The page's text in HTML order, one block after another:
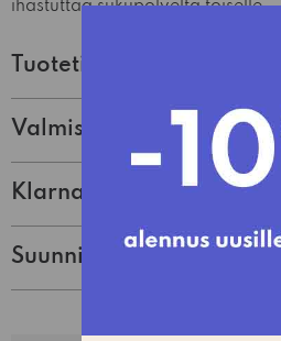
ihastuttaa sukupolvelta toiselle.
Tuotetiedot
Valmistaja
Klarna Lasku & Tili
Suunnittelija